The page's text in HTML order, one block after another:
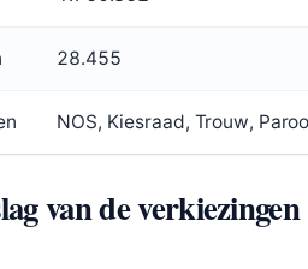
28.455
NOS, Kiesraad, Trouw,
van de verkiezingen